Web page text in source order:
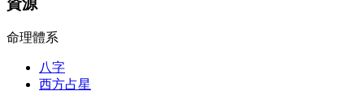
資源
命理體系
八字
西方占星